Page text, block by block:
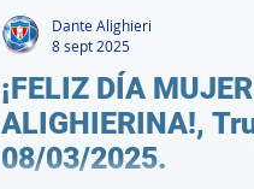
¡FELIZ DÍA MUJER
ALIGHIERINA!, Trujillo
08/03/2025.
Dante Alighieri
8 sept 2025